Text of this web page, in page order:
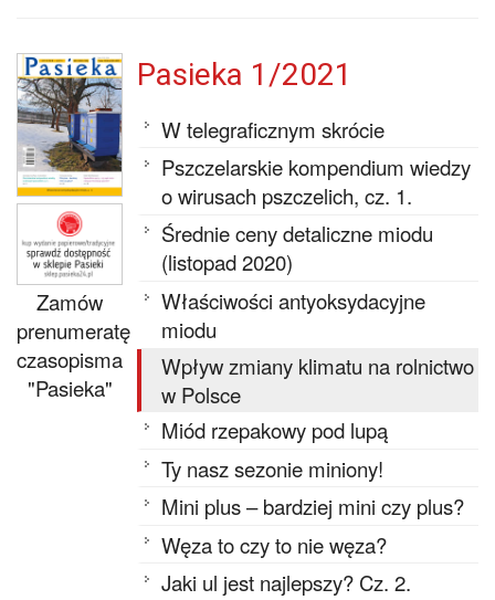
Zamów
prenumeratę
czasopisma
"Pasieka"
Pasieka 1/2021
W telegraficznym skrócie
Pszczelarskie kompendium wiedzy
o wirusach pszczelich, cz. 1.
Średnie ceny detaliczne miodu
(listopad 2020)
Właściwości antyoksydacyjne
miodu
Wpływ zmiany klimatu na rolnictwo
w Polsce
Miód rzepakowy pod lupą
Ty nasz sezonie miniony!
Mini plus – bardziej mini czy plus?
Węza to czy to nie węza?
Jaki ul jest najlepszy? Cz. 2.